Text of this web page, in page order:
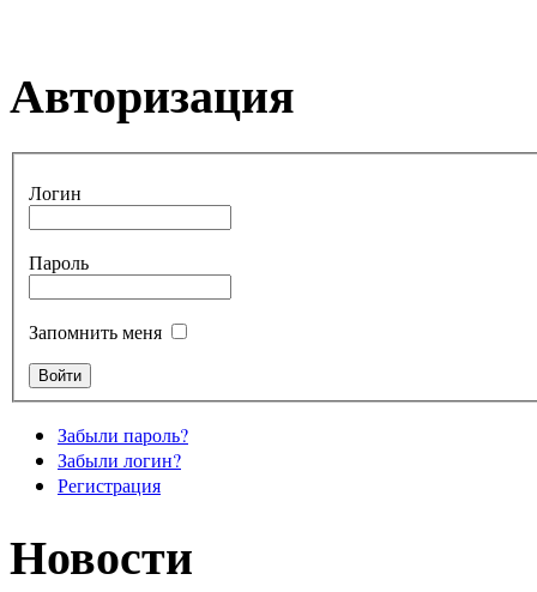
Авторизация
Логин
Пароль
Запомнить меня
Забыли пароль?
Забыли логин?
Регистрация
Новости